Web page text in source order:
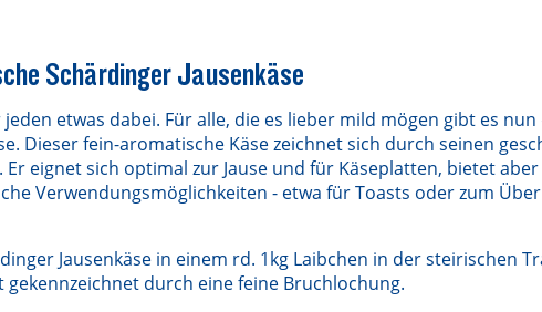
Schärdinger Jausenkäse
etwas dabei. Für alle, die es lieber mild mögen gibt es
Dieser fein-aromatische Käse zeichnet sich durch seinen
Er eignet sich optimal zur Jause und für Käseplatten, bietet
Verwendungsmöglichkeiten - etwa für Toasts oder zum
Jausenkäse in einem rd. 1kg Laibchen in der steirischen
gekennzeichnet durch eine feine Bruchlochung.